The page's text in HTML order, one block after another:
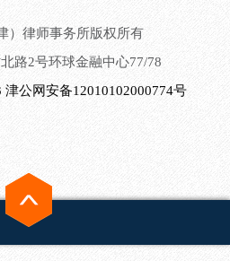
）律师事务所版权所有
路2号环球金融中心77/78
津公网安备12010102000774号